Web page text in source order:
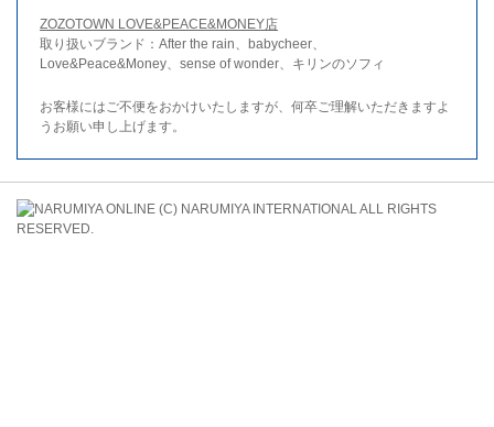
ZOZOTOWN LOVE&PEACE&MONEY店
取り扱いブランド：After the rain、babycheer、
Love&Peace&Money、sense of wonder、キリンのソフィ
お客様にはご不便をおかけいたしますが、何卒ご理解いただきますよ
うお願い申し上げます。